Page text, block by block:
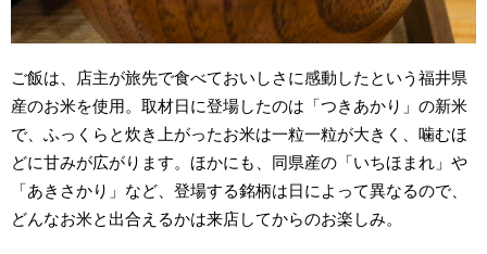
ご飯は、店主が旅先で食べておいしさに感動したという福井県
産のお米を使用。取材日に登場したのは「つきあかり」の新米
で、ふっくらと炊き上がったお米は一粒一粒が大きく、噛むほ
どに甘みが広がります。ほかにも、同県産の「いちほまれ」や
「あきさかり」など、登場する銘柄は日によって異なるので、
どんなお米と出合えるかは来店してからのお楽しみ。